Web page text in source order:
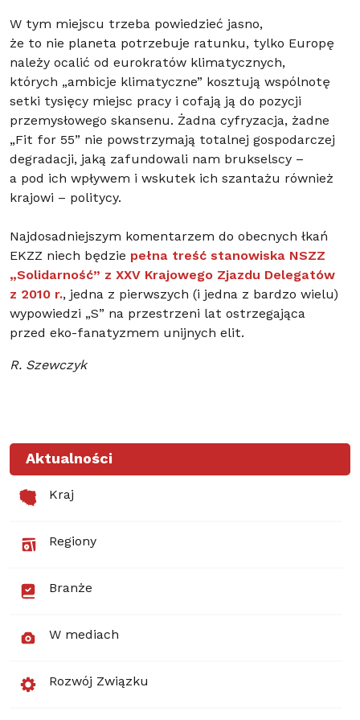
W tym miejscu trzeba powiedzieć jasno,
że to nie planeta potrzebuje ratunku, tylko Europę
należy ocalić od eurokratów klimatycznych,
których „ambicje klimatyczne” kosztują wspólnotę
setki tysięcy miejsc pracy i cofają ją do pozycji
przemysłowego skansenu. Żadna cyfryzacja, żadne
„Fit for 55” nie powstrzymają totalnej gospodarczej
degradacji, jaką zafundowali nam brukselscy –
a pod ich wpływem i wskutek ich szantażu również
krajowi – politycy.
Najdosadniejszym komentarzem do obecnych łkań
EKZZ niech będzie pełna treść stanowiska NSZZ
„Solidarność” z XXV Krajowego Zjazdu Delegatów
z 2010 r., jedna z pierwszych (i jedna z bardzo wielu)
wypowiedzi „S” na przestrzeni lat ostrzegająca
przed eko-fanatyzmem unijnych elit.
R. Szewczyk
Aktualności
Kraj
Regiony
Branże
W mediach
Rozwój Związku